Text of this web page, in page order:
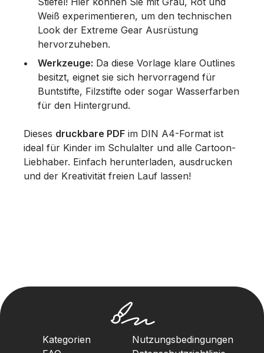
Weiß experimentieren, um den technischen
Look der Extreme Gear Ausrüstung
hervorzuheben.
Werkzeuge: Da diese Vorlage klare Outlines
besitzt, eignet sie sich hervorragend für
Buntstifte, Filzstifte oder sogar Wasserfarben
für den Hintergrund.
Dieses druckbare PDF im DIN A4-Format ist
ideal für Kinder im Schulalter und alle Cartoon-
Liebhaber. Einfach herunterladen, ausdrucken
und der Kreativität freien Lauf lassen!
Kategorien
Nutzungsbedingungen